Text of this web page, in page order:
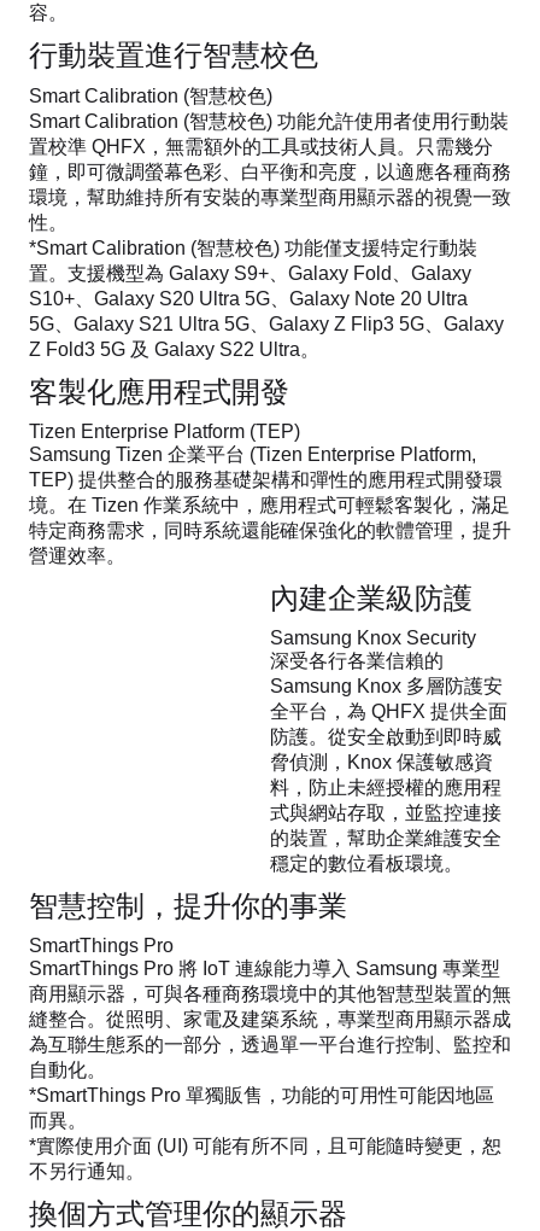
容。
行動裝置進行智慧校色
Smart Calibration (智慧校色)
Smart Calibration (智慧校色) 功能允許使用者使用行動裝
置校準 QHFX，無需額外的工具或技術人員。只需幾分
鐘，即可微調螢幕色彩、白平衡和亮度，以適應各種商務
環境，幫助維持所有安裝的專業型商用顯示器的視覺一致
性。
*Smart Calibration (智慧校色) 功能僅支援特定行動裝
置。支援機型為 Galaxy S9+、Galaxy Fold、Galaxy
S10+、Galaxy S20 Ultra 5G、Galaxy Note 20 Ultra
5G、Galaxy S21 Ultra 5G、Galaxy Z Flip3 5G、Galaxy
Z Fold3 5G 及 Galaxy S22 Ultra。
客製化應用程式開發
Tizen Enterprise Platform (TEP)
Samsung Tizen 企業平台 (Tizen Enterprise Platform,
TEP) 提供整合的服務基礎架構和彈性的應用程式開發環
境。在 Tizen 作業系統中，應用程式可輕鬆客製化，滿足
特定商務需求，同時系統還能確保強化的軟體管理，提升
營運效率。
內建企業級防護
Samsung Knox Security
深受各行各業信賴的
Samsung Knox 多層防護安
全平台，為 QHFX 提供全面
防護。從安全啟動到即時威
脅偵測，Knox 保護敏感資
料，防止未經授權的應用程
式與網站存取，並監控連接
的裝置，幫助企業維護安全
穩定的數位看板環境。
智慧控制，提升你的事業
SmartThings Pro
SmartThings Pro 將 IoT 連線能力導入 Samsung 專業型
商用顯示器，可與各種商務環境中的其他智慧型裝置的無
縫整合。從照明、家電及建築系統，專業型商用顯示器成
為互聯生態系的一部分，透過單一平台進行控制、監控和
自動化。
*SmartThings Pro 單獨販售，功能的可用性可能因地區
而異。
*實際使用介面 (UI) 可能有所不同，且可能隨時變更，恕
不另行通知。
換個方式管理你的顯示器